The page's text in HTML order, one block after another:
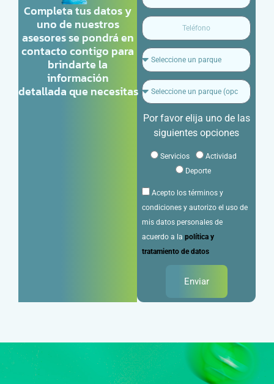
Completa tus datos y
uno de nuestros
asesores se pondrá en
contacto contigo para
brindarte la
información
detallada que necesitas
Por favor elija uno de las
siguientes opciones
Servicios
Actividad
Deporte
Acepto los términos y
condiciones y autorizo el uso de
mis datos personales de
acuerdo a la política y
tratamiento de datos
Enviar